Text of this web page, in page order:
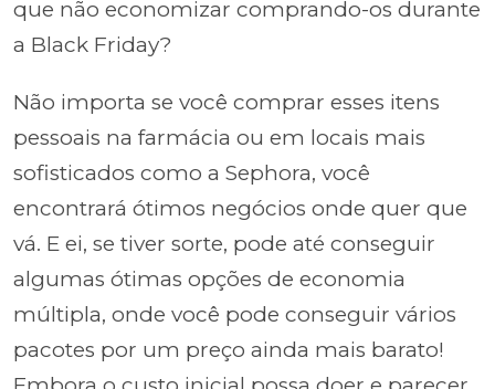
que não economizar comprando-os durante
a Black Friday?
Não importa se você comprar esses itens
pessoais na farmácia ou em locais mais
sofisticados como a Sephora, você
encontrará ótimos negócios onde quer que
vá. E ei, se tiver sorte, pode até conseguir
algumas ótimas opções de economia
múltipla, onde você pode conseguir vários
pacotes por um preço ainda mais barato!